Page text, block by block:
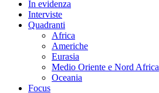
In evidenza
Interviste
Quadranti
Africa
Americhe
Eurasia
Medio Oriente e Nord Africa
Oceania
Focus